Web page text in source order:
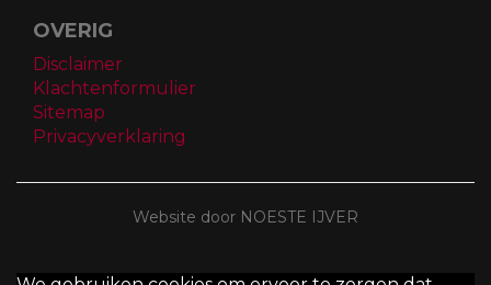
OVERIG
Disclaimer
Klachtenformulier
Sitemap
Privacyverklaring
Website door NOESTE IJVER